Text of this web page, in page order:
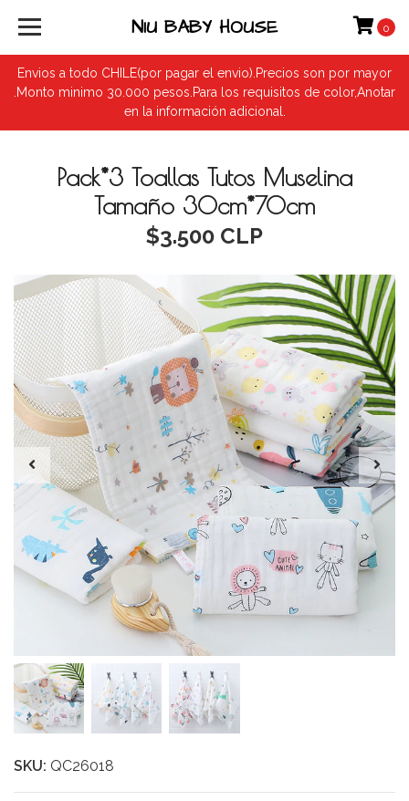
Envios a todo CHILE(por pagar el envio).Precios son por mayor
.Monto minimo 30.000 pesos.Para los requisitos de color,Anotar
en la información adicional.
NIU BABY HOUSE 0
Pack*3 Toallas Tutos Muselina
Tamaño 30cm*70cm
$3.500 CLP
SKU: QC26018